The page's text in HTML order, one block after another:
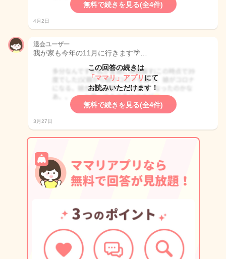
無料で続きを見る(全4件)
4月2日
退会ユーザー
我が家も今年の11月に行きます🌴…
この回答の続きは
「ママリ」アプリ にて
お読みいただけます！
無料で続きを見る(全4件)
3月27日